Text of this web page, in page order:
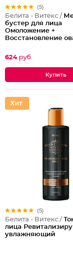
(5)
Белита - Витекс /
бустер для лица
Омоложение +
Восстановление
624 руб
(5)
Белита - Витекс /
лица
увлажняющий